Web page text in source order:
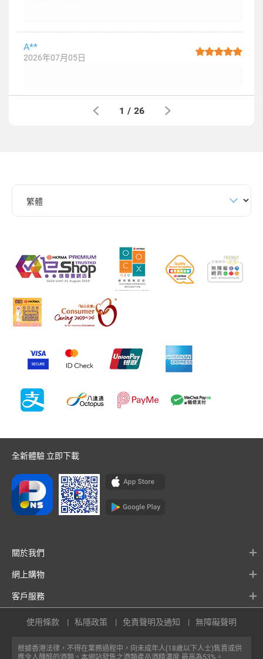
A**
2026年07月05日
1 / 26
全新體驗 立即下載
關於我們
網上購物
客戶服務
根據香港法律，不得在業務過程中，向未成年人(18歲以下人士)售賣或供
應令人醺醉的酒類。本網站發售之酒類產品酒精濃度 最高為53%。
使用條款 私隱政策 免責聲明及通知 無障礙聲明